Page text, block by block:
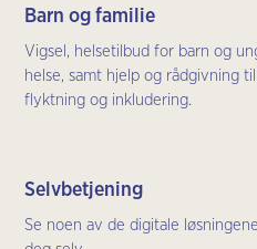
Barn og familie
Vigsel, helsetilbud for barn og
helse, samt hjelp og rådgivning
flyktning og inkludering.
Selvbetjening
Se noen av de digitale